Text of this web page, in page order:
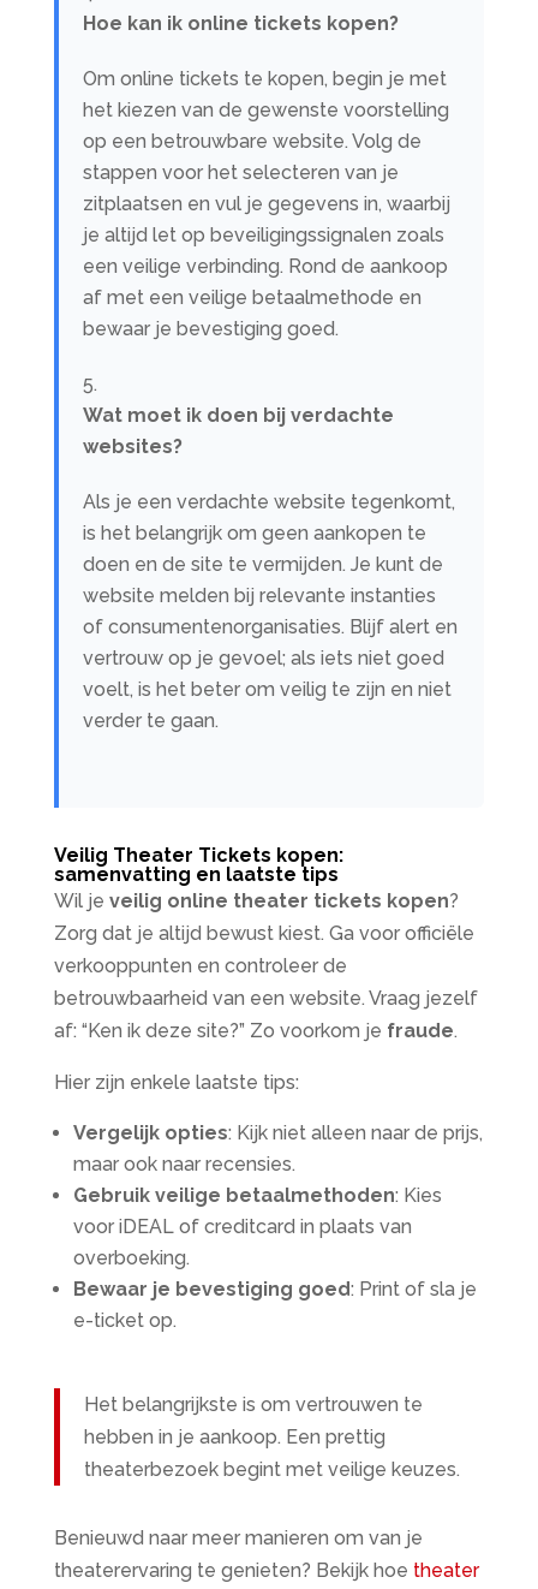
Hoe kan ik online tickets kopen?
Om online tickets te kopen, begin je met
het kiezen van de gewenste voorstelling
op een betrouwbare website. Volg de
stappen voor het selecteren van je
zitplaatsen en vul je gegevens in, waarbij
je altijd let op beveiligingssignalen zoals
een veilige verbinding. Rond de aankoop
af met een veilige betaalmethode en
bewaar je bevestiging goed.
Wat moet ik doen bij verdachte
websites?
Als je een verdachte website tegenkomt,
is het belangrijk om geen aankopen te
doen en de site te vermijden. Je kunt de
website melden bij relevante instanties
of consumentenorganisaties. Blijf alert en
vertrouw op je gevoel; als iets niet goed
voelt, is het beter om veilig te zijn en niet
verder te gaan.
Veilig Theater Tickets kopen:
samenvatting en laatste tips
Wil je veilig online theater tickets kopen?
Zorg dat je altijd bewust kiest. Ga voor officiële
verkooppunten en controleer de
betrouwbaarheid van een website. Vraag jezelf
af: “Ken ik deze site?” Zo voorkom je fraude.
Hier zijn enkele laatste tips:
Vergelijk opties: Kijk niet alleen naar de prijs,
maar ook naar recensies.
Gebruik veilige betaalmethoden: Kies
voor iDEAL of creditcard in plaats van
overboeking.
Bewaar je bevestiging goed: Print of sla je
e-ticket op.
Het belangrijkste is om vertrouwen te
hebben in je aankoop. Een prettig
theaterbezoek begint met veilige keuzes.
Benieuwd naar meer manieren om van je
theaterervaring te genieten? Bekijk hoe theater